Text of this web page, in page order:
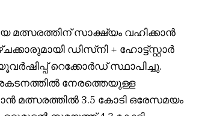
മത്സരത്തിന് സാക്ഷ്യം വഹിക്കാൻ
ഡിസ്‌നി + ഹോട്ട്‌സ്റ്റാർ
റെക്കോർഡ് സ്ഥാപിച്ചു.
നേരത്തെയുള്ള
മത്സരത്തിൽ 3.5 കോടി ഒരേസമയം